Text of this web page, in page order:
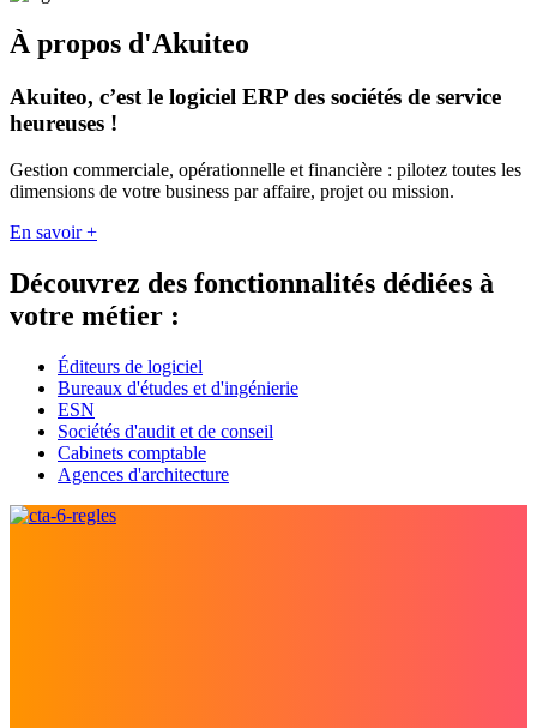
À propos d'Akuiteo
Akuiteo, c’est le logiciel ERP des sociétés de service
heureuses !
Gestion commerciale, opérationnelle et financière : pilotez toutes les
dimensions de votre business par affaire, projet ou mission.
En savoir +
Découvrez des fonctionnalités dédiées à
votre métier :
Éditeurs de logiciel
Bureaux d'études et d'ingénierie
ESN
Sociétés d'audit et de conseil
Cabinets comptable
Agences d'architecture